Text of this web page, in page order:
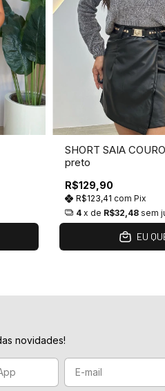
SHORT SAIA
preto
R$129,90
R$123,41 com Pix
4 x de R$32,48 sem
EU
novidades!